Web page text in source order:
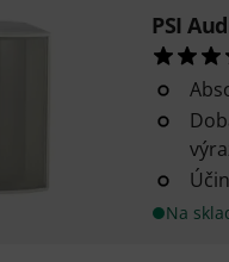
PSI
Na